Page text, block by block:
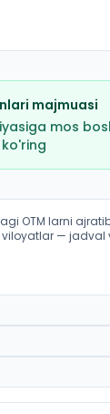
majmuasi
mos
tumani):
OTM larni
— jadval